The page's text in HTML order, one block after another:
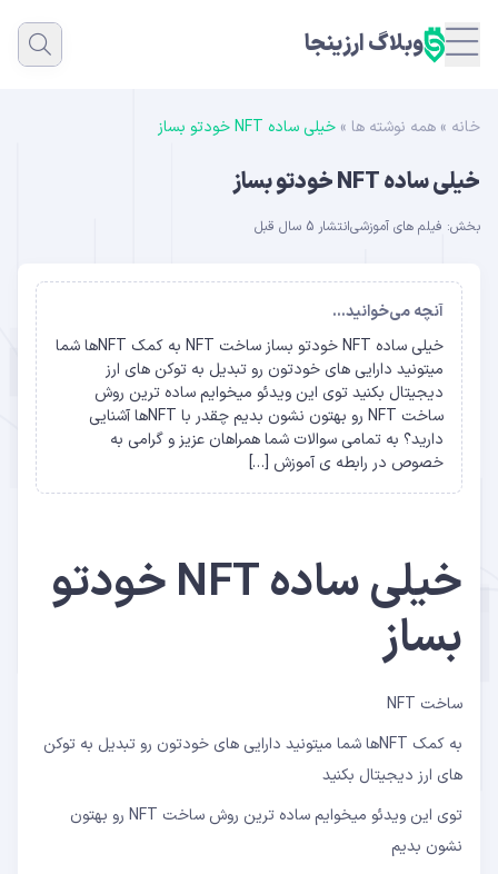
وبلاگ ارزینجا
خانه » همه نوشته ها » خیلی ساده NFT خودتو بساز
خیلی ساده NFT خودتو بساز
بخش: فیلم های آموزشیانتشار 5 سال قبل
آنچه می‌خوانید...
خیلی ساده NFT خودتو بساز ساخت NFT به کمک NFTها شما
میتونید دارایی های خودتون رو تبدیل به توکن های ارز
دیجیتال بکنید توی این ویدئو میخوایم ساده ترین روش
ساخت NFT رو بهتون نشون بدیم چقدر با NFTها آشنایی
دارید؟ به تمامی سوالات شما همراهان عزیز و گرامی به
خصوص در رابطه ی آموزش […]
خیلی ساده NFT خودتو
بساز
ساخت NFT
به کمک NFTها شما میتونید دارایی های خودتون رو تبدیل به توکن
های ارز دیجیتال بکنید
توی این ویدئو میخوایم ساده ترین روش ساخت NFT رو بهتون
نشون بدیم